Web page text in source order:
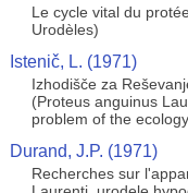
Le cycle vital du
Urodèles)
Istenič, L. (1971)
Izhodišče za
(Proteus anguinus
problem of the
Durand, J.P. (1971)
Recherches sur